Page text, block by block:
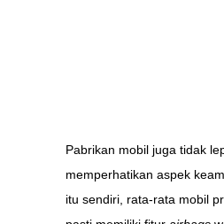
Pabrikan mobil juga tidak
memperhatikan aspek
itu sendiri, rata-rata mobil